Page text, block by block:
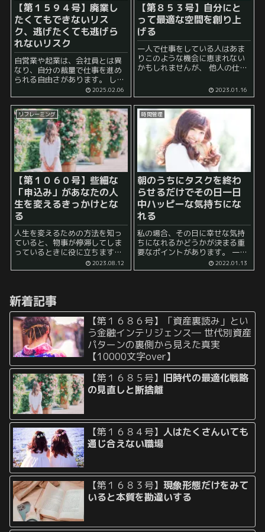
【第１５９４号】廃業し
たくてもできないリス
ク、逃げたくても逃げら
れないリスク
自営業や起業は、会社員とは異
なり、自分の裁量で仕事を進め
られる自由さがあります。 しか
し、その自由は諸刃の剣であ
り、状況によっては 「廃業した
くてもできない」 「逃げたくて
も逃げられない」 というリスク
を抱え込むこ...
2025.02.06
【第８５３号】自分にと
って最適な空間を創り上
げる
一人で仕事をしている人はあま
りこのような機会に恵まれない
かもしれませんが、 他人の仕事
同僚の仕事机を見る機会がある
ことでしょう。 シェアオフィス
などを使用している...
2023.01.16
リフレーミング
【第１０６０号】些細な
「申込み」があなたの人
生を変えるきっかけとな
る
人生を変えるための方法を知っ
ていると、物事が停滞してしま
っているときに役に立ちます。
何かうまくいかない」 といった
う...
2023.08.12
時間管理
朝のうちにタスクを終わ
らせるだけでその日一日
中ハッピーな気持ちにな
れる
私の場合、その日に幸せな気持
ちになれるかどうかが決まる重
要なポイントがあります。 一言
ことがもう既に終わっている
2022.01.13
新着記事
【第１６８６号】「資産裏読み」とい
う金融インテリジェンス― 世代別資産
パターンの裏側から見えた真実
【10000文字over】
【第１６８５号】 旧時代の最適化戦略
の見直しと断捨離
【第１６８４号】人はたくさんいても
通じ合えない職場
【第１６８３号】現象形態だけをみて
いると本質を勘違いする